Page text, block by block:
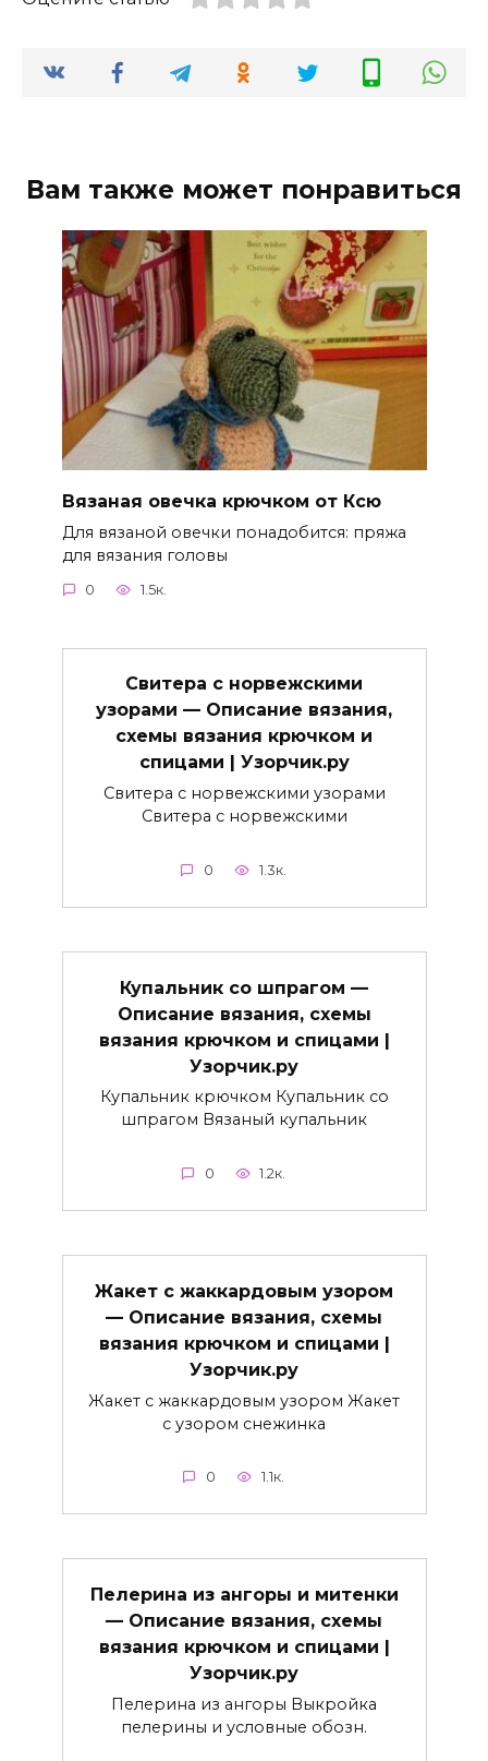
Вам также может понравиться
Вязаная овечка крючком от Ксю
Для вязаной овечки понадобится: пряжа
для вязания головы
0 1.5к.
Свитера с норвежскими
узорами — Описание вязания,
схемы вязания крючком и
спицами | Узорчик.ру
Свитера с норвежскими узорами
Свитера с норвежскими
0 1.3к.
Купальник со шпрагом —
Описание вязания, схемы
вязания крючком и спицами |
Узорчик.ру
Купальник крючком Купальник со
шпрагом Вязаный купальник
0 1.2к.
Жакет с жаккардовым узором
— Описание вязания, схемы
вязания крючком и спицами |
Узорчик.ру
Жакет с жаккардовым узором Жакет
с узором снежинка
0 1.1к.
Пелерина из ангоры и митенки
— Описание вязания, схемы
вязания крючком и спицами |
Узорчик.ру
Пелерина из ангоры Выкройка
пелерины и условные обозн.